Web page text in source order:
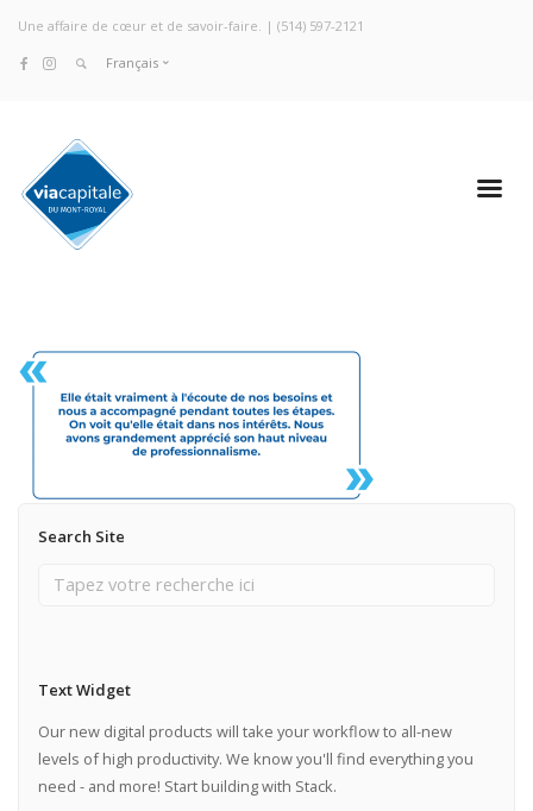
Une affaire de cœur et de savoir-faire. | (514) 597-2121
Français
Search Site
Text Widget
Our new digital products will take your workflow to all-new
levels of high productivity. We know you'll find everything you
need - and more! Start building with Stack.